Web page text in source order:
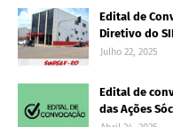
Edital de
Diretivo do
Julho 22, 2025
Edital de
das Ações